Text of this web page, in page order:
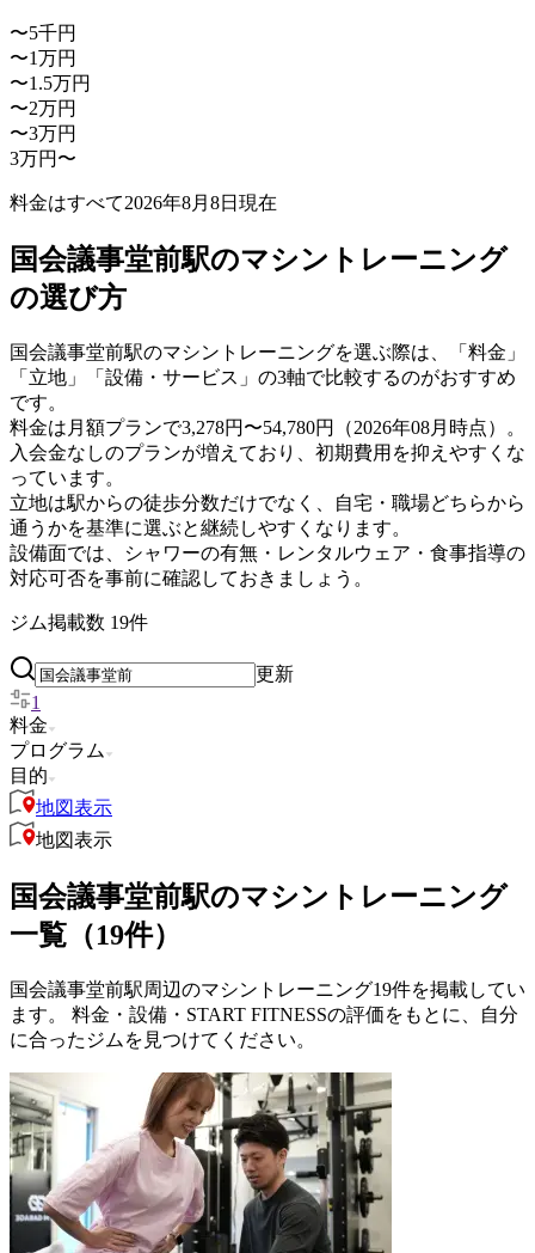
〜5千円
〜1万円
〜1.5万円
〜2万円
〜3万円
3万円〜
料金はすべて2026年8月8日 現在
国会議事堂前駅のマシントレーニング
の選び方
国会議事堂前駅のマシントレーニングを選ぶ際は、「料金」
「立地」「設備・サービス」の3軸で比較するのがおすすめ
です。
料金は月額プランで3,278円〜54,780円（2026年08月時点）。
入会金なしのプランが増えており、初期費用を抑えやすくな
っています。
立地は駅からの徒歩分数だけでなく、自宅・職場どちらから
通うかを基準に選ぶと継続しやすくなります。
設備面では、シャワーの有無・レンタルウェア・食事指導の
対応可否を事前に確認しておきましょう。
ジム掲載数 19件
更新
1
料金
プログラム
目的
地図表示
地図表示
国会議事堂前駅のマシントレーニング
一覧（19件）
国会議事堂前駅周辺のマシントレーニング19件を掲載してい
ます。 料金・設備・START FITNESSの評価をもとに、自分
に合ったジムを見つけてください。